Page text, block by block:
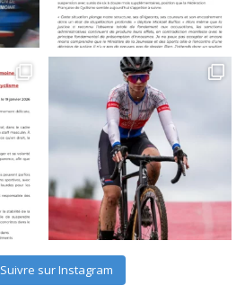
Suivre sur Instagram